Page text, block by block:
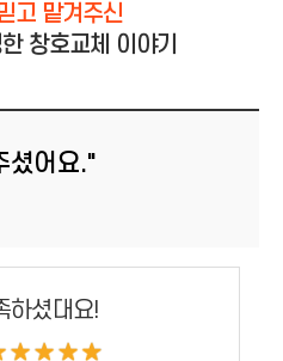
고 맡겨주신
창호교체 이야기
셨어요."
하셨대요!